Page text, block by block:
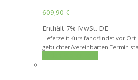
609,90 €
Enthält 7% MwSt. DE
Lieferzeit: Kurs fand/findet vor Ort
gebuchten/vereinbarten Termin